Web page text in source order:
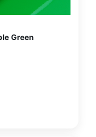
Green